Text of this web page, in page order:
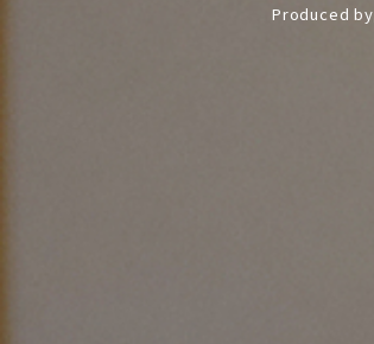
Produced by